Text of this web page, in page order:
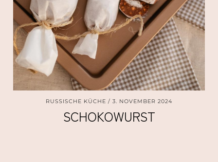
RUSSISCHE KÜCHE 3. NOVEMBER 2024
SCHOKOWURST